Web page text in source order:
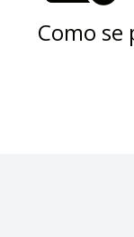
Como se